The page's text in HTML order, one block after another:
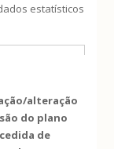
estatísticos
alteração
do plano
de